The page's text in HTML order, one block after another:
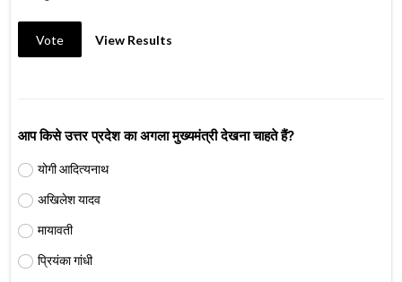
Vote View Results
आप किसे उत्तर प्रदेश का अगला मुख्यमंत्री देखना चाहते हैं?
योगी आदित्यनाथ
अखिलेश यादव
मायावती
प्रियंका गांधी